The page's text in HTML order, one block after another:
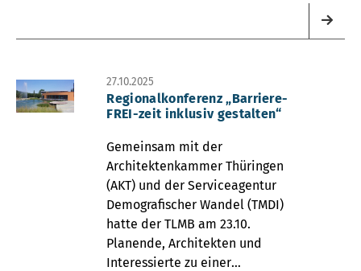
27.10.2025
Regionalkonferenz „Barriere-
FREI-zeit inklusiv gestalten“
Gemeinsam mit der
Architektenkammer Thüringen
(AKT) und der Serviceagentur
Demografischer Wandel (TMDI)
hatte der TLMB am 23.10.
Planende, Architekten und
Interessierte zu einer